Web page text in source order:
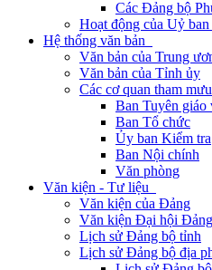
Các Đảng bộ
Hoạt động của Uỷ
Hệ thống văn bản
Văn bản của Trung
Văn bản của Tỉnh ủy
Các cơ quan tham
Ban Tuyên giáo
Ban Tổ chức
Ủy ban Kiểm tra
Ban Nội chính
Văn phòng
Văn kiện - Tư liệu
Văn kiện của Đảng
Văn kiện Đại hội
Lịch sử Đảng bộ tỉnh
Lịch sử Đảng bộ địa